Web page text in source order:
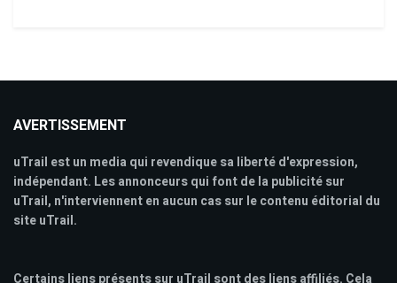
AVERTISSEMENT
uTrail est un media qui revendique sa liberté d'expression,
indépendant. Les annonceurs qui font de la publicité sur
uTrail, n'interviennent en aucun cas sur le contenu éditorial du
site uTrail.
Certains liens présents sur uTrail sont des liens affiliés. Cela